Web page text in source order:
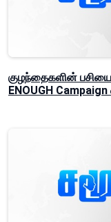
குழந்தைகளின் பசியை
ENOUGH